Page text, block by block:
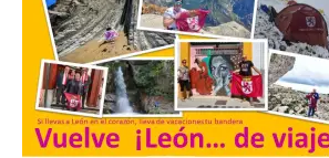
València prepara un
operativo especial de
limpieza en las playas y el
punto de observación para
el eclipse solar del día 12
10 Ago 2026